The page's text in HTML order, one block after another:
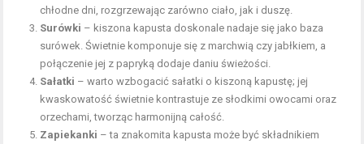
chłodne dni, rozgrzewając zarówno ciało, jak i duszę.
Surówki – kiszona kapusta doskonale nadaje się jako baza
surówek. Świetnie komponuje się z marchwią czy jabłkiem, a
połączenie jej z papryką dodaje daniu świeżości.
Sałatki – warto wzbogacić sałatki o kiszoną kapustę; jej
kwaskowatość świetnie kontrastuje ze słodkimi owocami oraz
orzechami, tworząc harmonijną całość.
Zapiekanki – ta znakomita kapusta może być składnikiem